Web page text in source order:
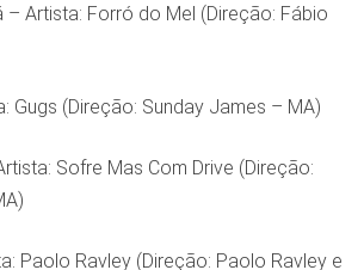
– Artista: Forró do Mel (Direção: Fábio
Gugs (Direção: Sunday James – MA)
Sofre Mas Com Drive (Direção:
Paolo Ravley (Direção: Paolo Ravley e